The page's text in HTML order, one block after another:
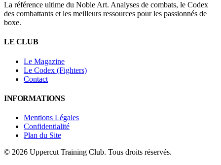
La référence ultime du Noble Art. Analyses de combats, le Codex
des combattants et les meilleurs ressources pour les passionnés de
boxe.
LE CLUB
Le Magazine
Le Codex (Fighters)
Contact
INFORMATIONS
Mentions Légales
Confidentialité
Plan du Site
© 2026 Uppercut Training Club. Tous droits réservés.